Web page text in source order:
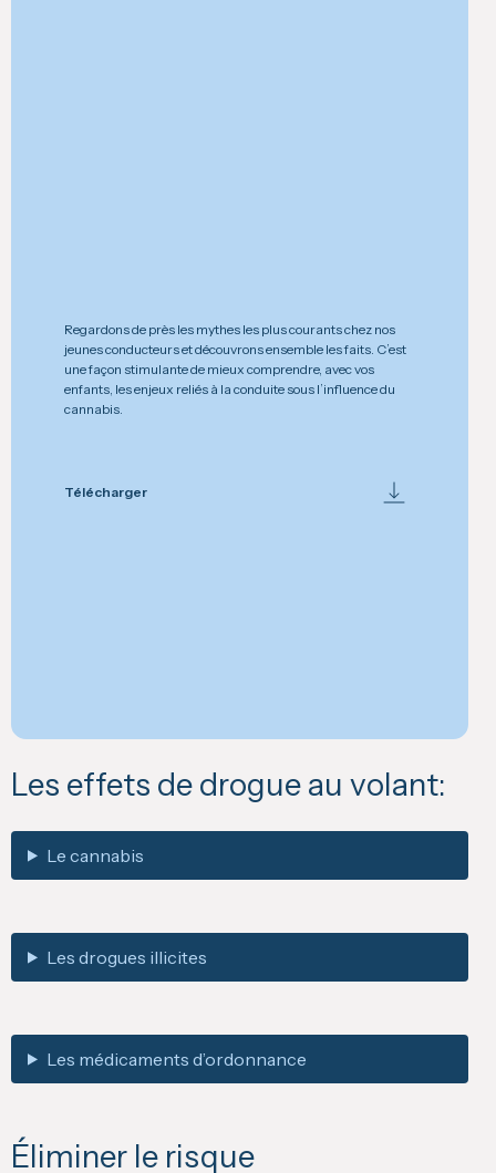
Regardons de près les mythes les plus courants chez nos
jeunes conducteurs et découvrons ensemble les faits. C’est
une façon stimulante de mieux comprendre, avec vos
enfants, les enjeux reliés à la conduite sous l’influence du
cannabis.
Télécharger
Les effets de drogue au volant:
Le cannabis
Les drogues illicites
Les médicaments d’ordonnance
Éliminer le risque